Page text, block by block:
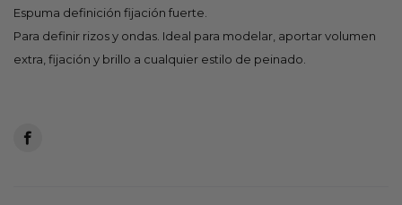
Espuma definición fijación fuerte.
Para definir rizos y ondas. Ideal para modelar, aportar volumen
extra, fijación y brillo a cualquier estilo de peinado.